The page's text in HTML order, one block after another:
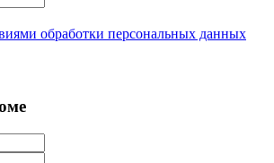
обработки персональных данных